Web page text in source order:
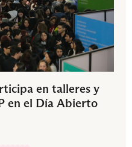
en talleres y
en el Día Abierto